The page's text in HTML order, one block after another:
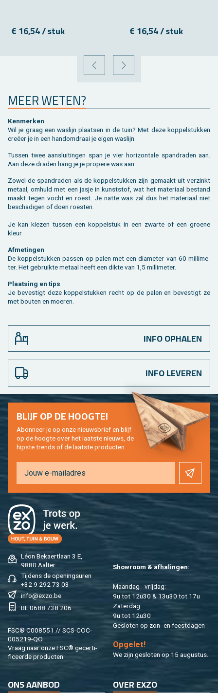
€ 16,54 / stuk € 16,54 / stuk
VORIGE VOLGENDE
MEER WETEN?
Ken­mer­ken
Wil je graag een was­lijn plaat­sen in de tuin? Met deze kop­pel­stuk­ken
creëer je in een hand­om­draai je eigen was­lijn.
Tus­sen twee aan­slui­tin­gen span je vier ho­ri­zon­ta­le span­dra­den aan.
Aan deze dra­den hang je je pro­pe­re was aan.
Zowel de span­dra­den als de kop­pel­stuk­ken zijn ge­maakt uit ver­zinkt
me­taal, om­huld met een jasje in kunst­stof, wat het ma­te­ri­aal be­stand
maakt tegen vocht en roest. Je natte was zal dus het ma­te­ri­aal niet
be­scha­di­gen of doen roes­ten.
Je kan kie­zen tus­sen een kop­pel­stuk in een zwar­te of een groe­ne
kleur.
Af­me­tin­gen
De kop­pel­stuk­ken pas­sen op palen met een dia­me­ter van 60 mil­li­me­
ter. Het ge­bruik­te me­taal heeft een dikte van 1,5 mil­li­me­ter.
Plaat­sing en tips
Je be­ves­tigt deze kop­pel­stuk­ken recht op de palen en be­ves­tigt ze
met bou­ten en moe­ren.
INFO OPHALEN
INFO LEVEREN
Léon Be­kaert­laan 3 E,
9880 Aal­ter
Tij­dens de ope­nings­uren
+32 9 292 73 03
info@​exzo.​be
BE 0688 738 206
FSC® C008551 // SCS-COC-
005219-QO
Vraag naar onze FSC® ge­cer­ti­
fi­ceer­de pro­duc­ten.
Show­room & af­ha­lin­gen:
Maan­dag - vrij­dag:
9u tot 12u30 & 13u30 tot 17u
Za­ter­dag:
9u tot 12u30
Ge­slo­ten op zon- en feest­da­gen
Op­ge­let!
We zijn ge­slo­ten op 15 au­gus­tus.
BLIJF OP DE HOOG­TE!
Abon­neer je op onze nieuws­brief en blijf
op de hoog­te over het laat­ste nieuws, de
hip­s­te trends of de laat­ste pro­duc­ten.
ONS AAN­BOD OVER EXZO